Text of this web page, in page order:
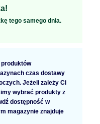
tego samego dnia.
produktów
czas dostawy
Jeżeli zależy Ci
wybrać produkty z
dostępność w
magazynie znajduje